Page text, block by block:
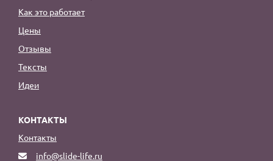
Как это работает
Цены
Отзывы
Тексты
Идеи
КОНТАКТЫ
Контакты
info@slide-life.ru